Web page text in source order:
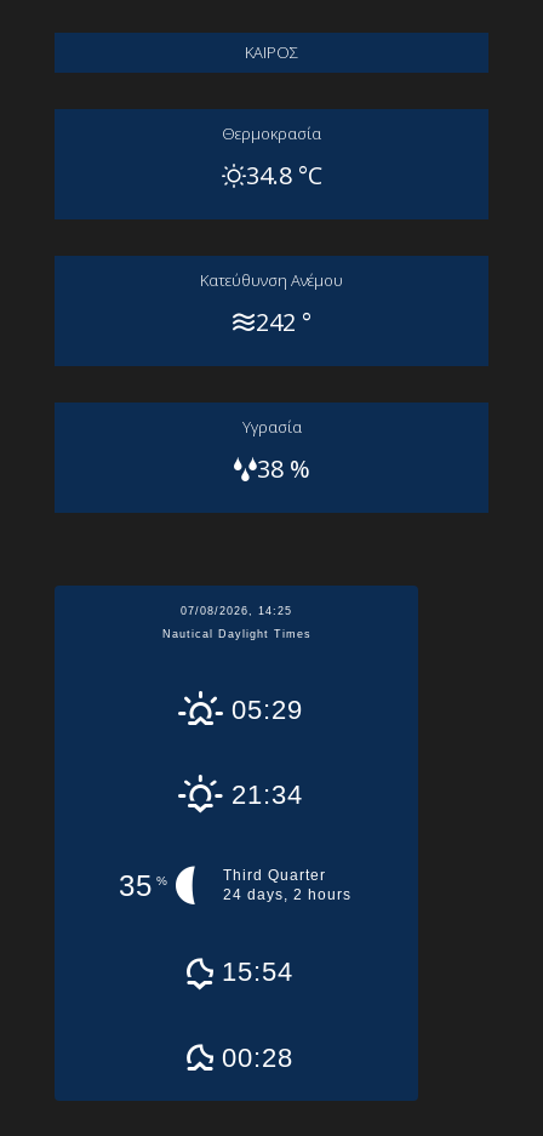
ΚΑΙΡΟΣ
Θερμοκρασία
34.8 °C
Kατεύθυνση Aνέμου
242 °
Yγρασία
38 %
07/08/2026, 14:25
Nautical Daylight Times
05:29
21:34
35 %
Third Quarter
24 days, 2 hours
15:54
00:28